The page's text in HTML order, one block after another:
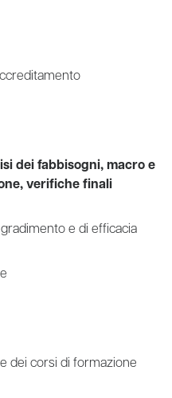
dei fabbisogni, macro e
verifiche finali
e di efficacia
dei corsi di formazione